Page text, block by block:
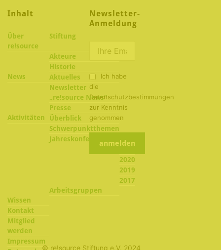
Inhalt
Über
re!source
Stiftung
Akteure
Historie
News
Aktuelles
Newsletter
„re!source News“
Presse
Aktivitäten
Überblick
Schwerpunktthemen
Jahreskonferenzen
2022
2020
2019
2017
Arbeitsgruppen
Wissen
Kontakt
Mitglied
werden
Impressum
Newsletter-
Anmeldung
Ich habe
die
Datenschutzbestimmungen
zur Kenntnis
genommen
© re!source Stiftung e.V. 2024